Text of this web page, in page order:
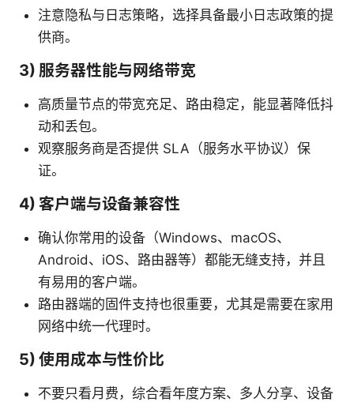
注意隐私与日志策略，选择具备最小日志政策的提
供商。
3) 服务器性能与网络带宽
高质量节点的带宽充足、路由稳定，能显著降低抖
动和丢包。
观察服务商是否提供 SLA（服务水平协议）保
证。
4) 客户端与设备兼容性
确认你常用的设备（Windows、macOS、
Android、iOS、路由器等）都能无缝支持，并且
有易用的客户端。
路由器端的固件支持也很重要，尤其是需要在家用
网络中统一代理时。
5) 使用成本与性价比
不要只看月费，综合看年度方案、多人分享、设备